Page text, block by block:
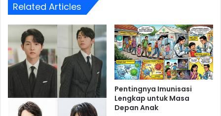
Related Articles
Pentingnya Imunisasi
Lengkap untuk Masa
Depan Anak